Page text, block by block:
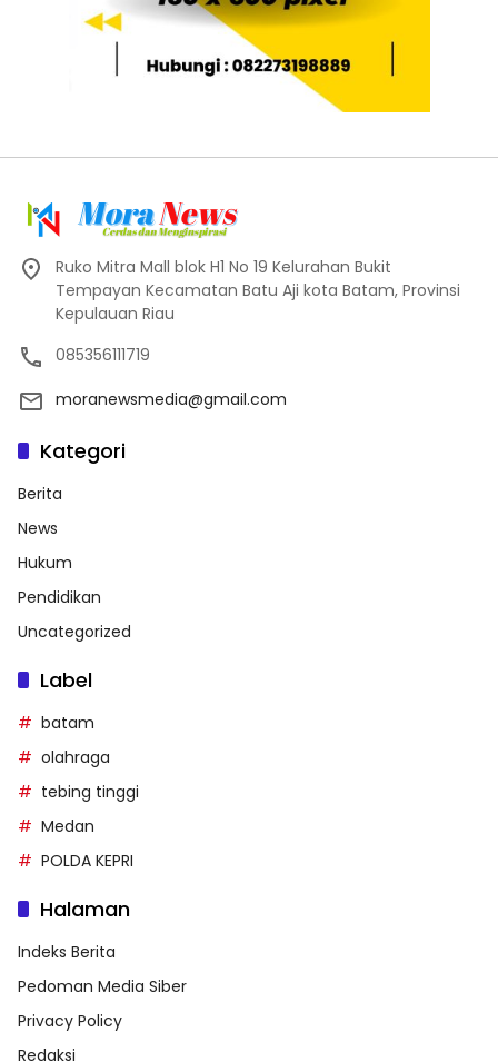
Ruko Mitra Mall blok H1 No 19 Kelurahan Bukit
Tempayan Kecamatan Batu Aji kota Batam, Provinsi
Kepulauan Riau
085356111719
moranewsmedia@gmail.com
Kategori
Berita
News
Hukum
Pendidikan
Uncategorized
Label
batam
olahraga
tebing tinggi
Medan
POLDA KEPRI
Halaman
Indeks Berita
Pedoman Media Siber
Privacy Policy
Redaksi